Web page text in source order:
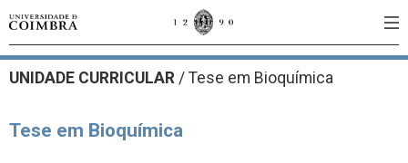
UNIDADE CURRICULAR / Tese em Bioquímica
Tese em Bioquímica